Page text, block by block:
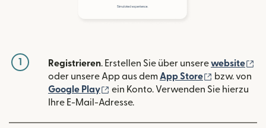
1 Registrieren. Erstellen Sie über unserewebsite
oder unsere App aus demApp Store (wird in
bzw. von
Google Play
(wird in einem neuen Fenster
ein Konto. Verwenden Sie hierzu
Ihre E-Mail-Adresse.